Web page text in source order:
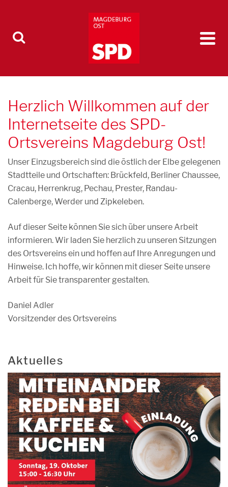
Herzlich Willkommen auf der
Internetseite des SPD-
Ortsvereins Magdeburg Ost!
Unser Einzugsbereich sind die östlich der Elbe gelegenen
Stadtteile und Ortschaften: Brückfeld, Berliner Chaussee,
Cracau, Herrenkrug, Pechau, Prester, Randau-
Calenberge, Werder und Zipkeleben.
Auf dieser Seite können Sie sich über unsere Arbeit
informieren. Wir laden Sie herzlich zu unseren Sitzungen
des Ortsvereins ein und hoffen auf Ihre Anregungen und
Hinweise. Ich hoffe, wir können mit dieser Seite unsere
Arbeit für Sie transparenter gestalten.
Daniel Adler
Vorsitzender des Ortsvereins
Aktuelles